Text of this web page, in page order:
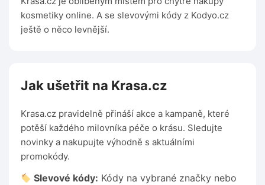
kosmetiky online. A se slevovými kódy z Kodyo.cz
ještě o něco levnější.
Jak ušetřit na Krasa.cz
Krasa.cz pravidelně přináší akce a kampaně, které
potěší každého milovníka péče o krásu. Sledujte
novinky a nakupujte výhodně s aktuálními
promokódy.
Slevové kódy: Kódy na vybrané značky nebo